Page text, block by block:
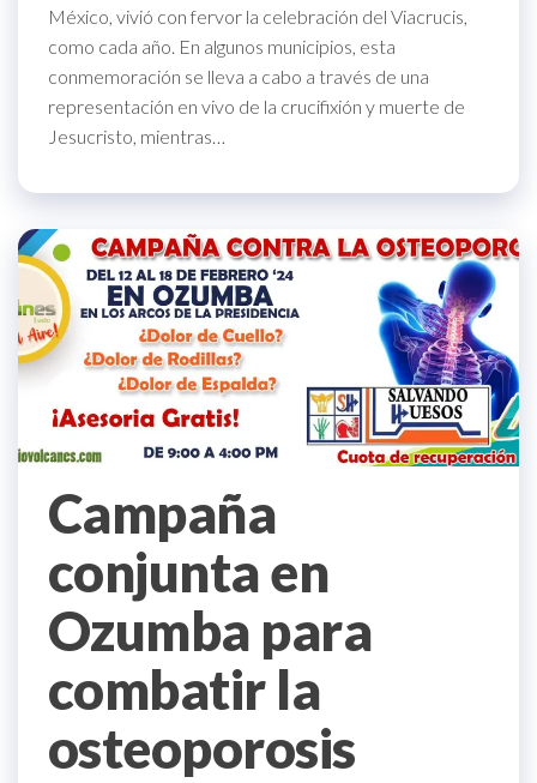
México, vivió con fervor la celebración del Viacrucis,
como cada año. En algunos municipios, esta
conmemoración se lleva a cabo a través de una
representación en vivo de la crucifixión y muerte de
Jesucristo, mientras…
Campaña
conjunta en
Ozumba para
combatir la
osteoporosis